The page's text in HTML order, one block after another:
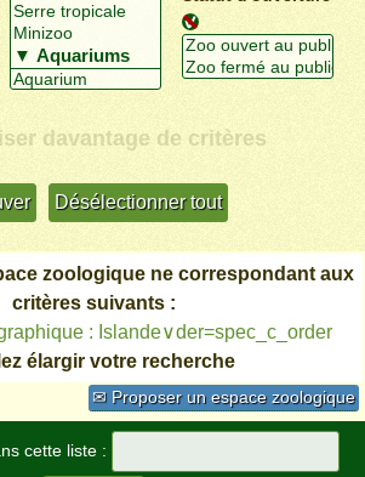
davantage de critères
zoologique ne correspondant aux
critères suivants :
: Islande∨der=spec_c_order
élargir votre recherche
✉ Proposer un espace zoologique
cette liste :